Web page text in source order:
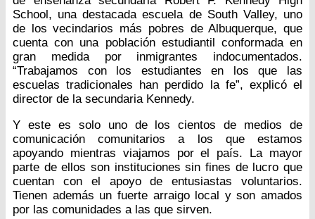
School, una destacada escuela de South Valley, uno
de los vecindarios más pobres de Albuquerque, que
cuenta con una población estudiantil conformada en
gran medida por inmigrantes indocumentados.
“Trabajamos con los estudiantes en los que las
escuelas tradicionales han perdido la fe”, explicó el
director de la secundaria Kennedy.
Y este es solo uno de los cientos de medios de
comunicación comunitarios a los que estamos
apoyando mientras viajamos por el país. La mayor
parte de ellos son instituciones sin fines de lucro que
cuentan con el apoyo de entusiastas voluntarios.
Tienen además un fuerte arraigo local y son amados
por las comunidades a las que sirven.